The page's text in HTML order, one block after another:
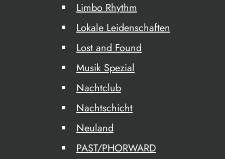
Limbo Rhythm
Lokale Leidenschaften
Lost and Found
Musik Spezial
Nachtclub
Nachtschicht
Neuland
PAST/PHORWARD